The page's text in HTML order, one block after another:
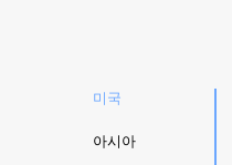
미국
아시아